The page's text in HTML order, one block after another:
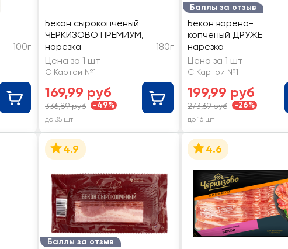
100г
Бекон сырокопченый
ЧЕРКИЗОВО ПРЕМИУМ,
нарезка
180г
Цена за 1 шт
С Картой №1
169,99 руб
336,89 руб -49%
до 35 шт
Баллы за отзыв
Бекон варено-
копченый ДРУЖЕ
нарезка
Цена за 1 шт
С Картой №1
199,99 руб
273,69 руб -26%
до 16 шт
Баллы за отзыв
4.9 4.6